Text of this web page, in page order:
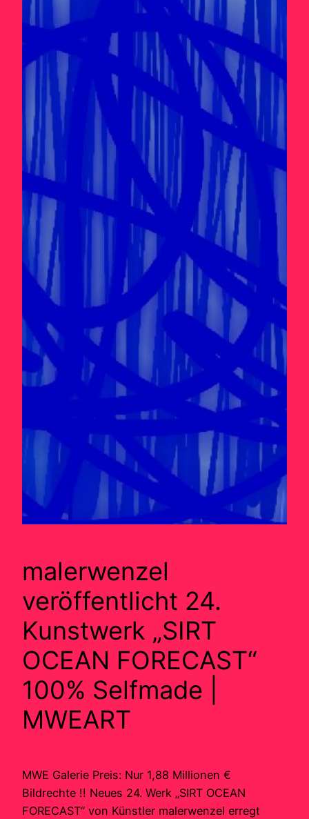
malerwenzel
veröffentlicht 24.
Kunstwerk „SIRT
OCEAN FORECAST“
100% Selfmade |
MWEART
MWE Galerie Preis: Nur 1,88 Millionen €
Bildrechte !! Neues 24. Werk „SIRT OCEAN
FORECAST“ von Künstler malerwenzel erregt